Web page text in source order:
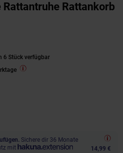
Rattankorb
6 Stück verfügbar
Sichere dir 36 Monate
mit
14,99 €